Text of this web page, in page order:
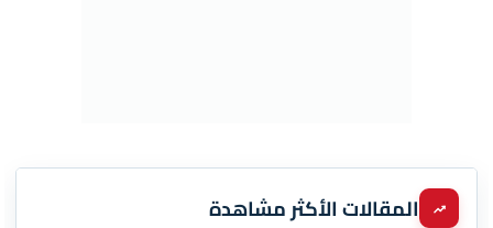
المقالات الأكثر مشاهدة